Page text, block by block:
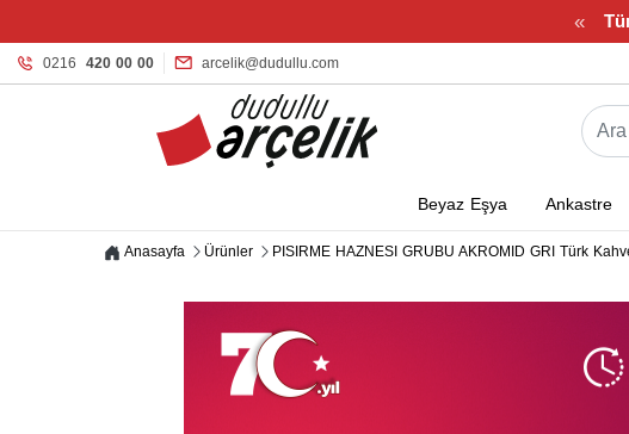
«
0216 420 00 00 arcelik@dudullu.com
Beyaz Eşya Ankastre
Anasayfa Ürünler PISIRME HAZNESI GRUBU AKROMID GRI Türk